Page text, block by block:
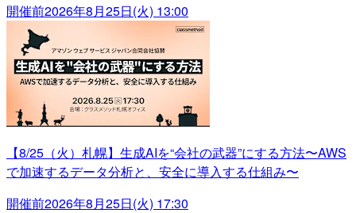
開催前2026年8月25日(火) 13:00
【8/25（火）札幌】生成AIを“会社の武器”にする方法〜AWS
で加速するデータ分析と、安全に導入する仕組み〜
開催前2026年8月25日(火) 17:30